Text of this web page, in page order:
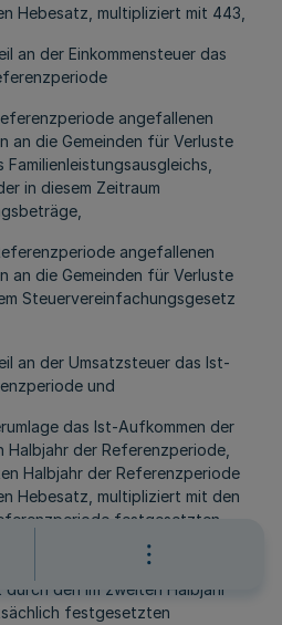
Hebesatz, multipliziert mit 443,
an der Einkommensteuer das
angefallenen
an die Gemeinden für Verluste
in diesem Zeitraum
angefallenen
an die Gemeinden für Verluste
Steuervereinfachungsgesetz
an der Umsatzsteuer das Ist-
und
das Ist-Aufkommen der
Halbjahr der Referenzperiode,
Halbjahr der Referenzperiode
Hebesatz, multipliziert mit den
festgesetzten
zuzüglich
Halbjahr der
den im zweiten Halbjahr
festgesetzten